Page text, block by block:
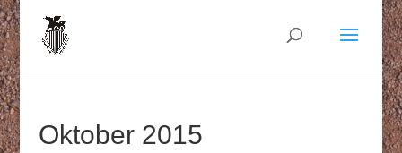
Oktober 2015